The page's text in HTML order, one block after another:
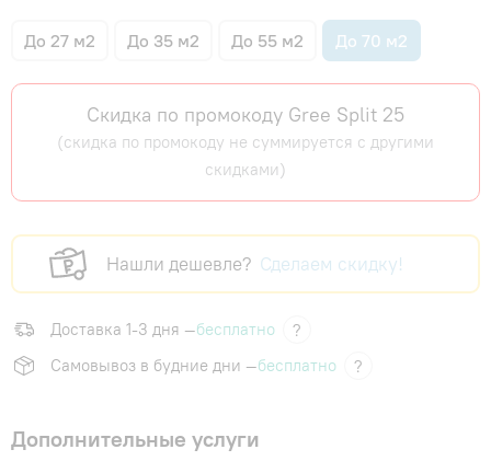
До 27 м2 До 35 м2 До 55 м2 До 70 м2
Скидка по промокоду Gree Split 25
(скидка по промокоду не суммируется с другими
скидками)
Нашли дешевле? Сделаем скидку!
Доставка 1-3 дня —бесплатно
?
Самовывоз в будние дни —бесплатно ?
Дополнительные услуги